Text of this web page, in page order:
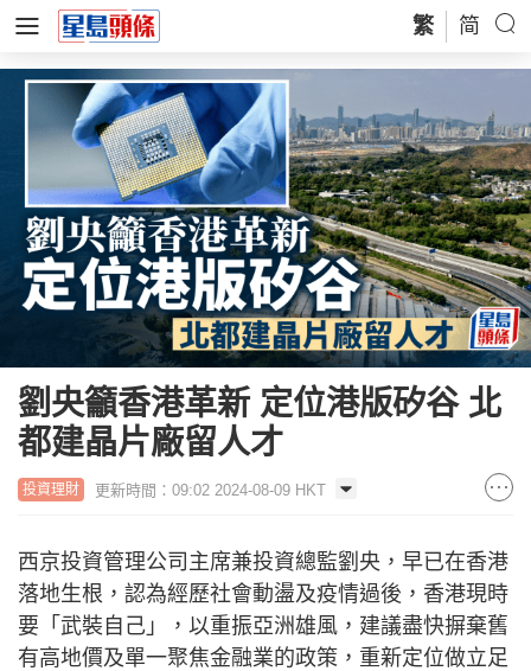
繁 简
劉央籲香港革新 定位港版矽谷 北
都建晶片廠留人才
投資理財 更新時間：09:02 2024-08-09 HKT
西京投資管理公司主席兼投資總監劉央，早已在香港
落地生根，認為經歷社會動盪及疫情過後，香港現時
要「武裝自己」，以重振亞洲雄風，建議盡快摒棄舊
有高地價及單一聚焦金融業的政策，重新定位做立足